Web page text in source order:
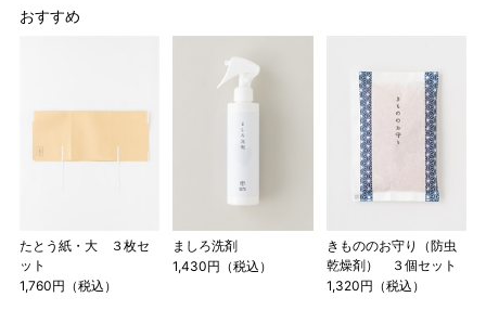
おすすめ
たとう紙・大 ３枚セ
ット
1,760円（税込）
ましろ洗剤
1,430円（税込）
きもののお守り（防虫
乾燥剤） ３個セット
1,320円（税込）